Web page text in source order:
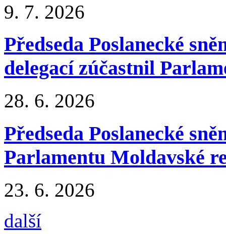
9. 7. 2026
Předseda Poslanecké
delegací zúčastnil
28. 6. 2026
Předseda Poslanecké
Parlamentu Moldavské
23. 6. 2026
další